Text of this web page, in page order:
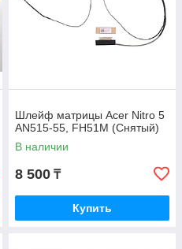
Шлейф матрицы Acer Nitro 5
AN515-55, FH51M (Снятый)
В наличии
8 500 ₸
Купить